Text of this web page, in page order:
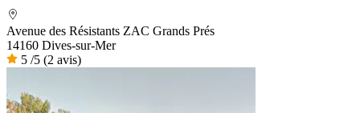
Avenue des Résistants ZAC Grands Prés
14160 Dives-sur-Mer
5 /5 (2 avis)